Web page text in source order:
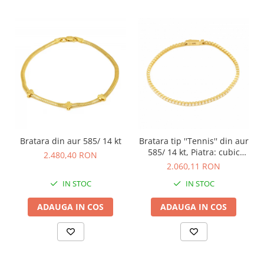
Bratara din aur 585/ 14 kt
2.480,40 RON
IN STOC
ADAUGA IN COS
Bratara tip ''Tennis'' din aur
585/ 14 kt, Piatra: cubic
zirconia, Culoare:
2.060,11 RON
IN STOC
ADAUGA IN COS